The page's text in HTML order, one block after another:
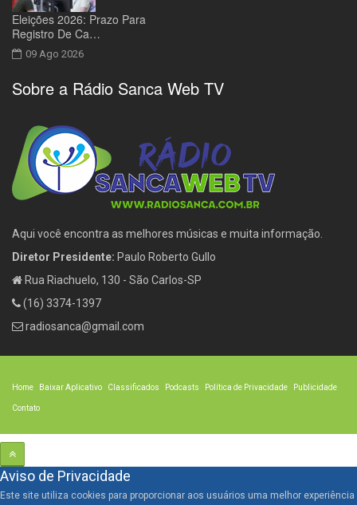
Eleições 2026: Prazo Para
Registro De Ca…
09 Ago 2026
Sobre a Rádio Sanca Web TV
Aqui você encontra as melhores músicas e muita informação.
Diretor Presidente: Paulo Roberto Gullo
Rua Riachuelo, 130 - São Carlos-SP
(16) 3374-1397
radiosanca@gmail.com
Home Baixar Aplicativo Classificados Podcasts Política de Privacidade Publicidade
Contato
Aviso de Privacidade
Este site utiliza cookies para proporcionar aos usuários uma melhor experiência